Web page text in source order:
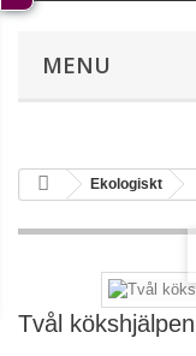
MENU
Ekologiskt
Tvål kökshjälpen